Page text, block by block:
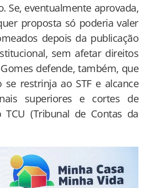
Se, eventualmente aprovada,
proposta só poderia valer
depois da publicação
sem afetar direitos
defende, também, que
se restrinja ao STF e alcance
superiores e cortes de
(Tribunal de Contas da